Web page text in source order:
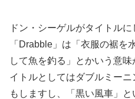
ドン・シーゲルがタイトル
「Drabble」は「衣服の裾を
して魚を釣る」とかいう意
イトルとしてはダブルミー
もしますし、「黒い風車」